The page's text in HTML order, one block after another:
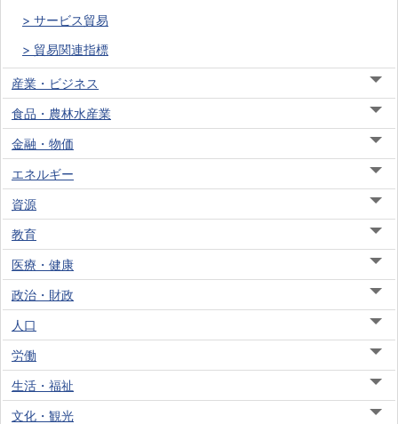
サービス貿易
貿易関連指標
産業・ビジネス
食品・農林水産業
金融・物価
エネルギー
資源
教育
医療・健康
政治・財政
人口
労働
生活・福祉
文化・観光